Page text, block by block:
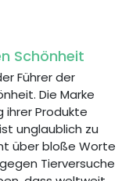
Schönheit
Führer der
Die Marke
ihrer Produkte
unglaublich zu
über bloße Worte
Tierversuche